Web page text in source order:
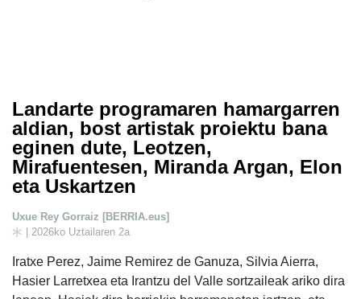
Landarte programaren hamargarren
aldian, bost artistak proiektu bana
eginen dute, Leotzen,
Mirafuentesen, Miranda Argan, Elon
eta Uskartzen
Uxue Rey Gorraiz [BERRIA.eus]
| 2026ko Uztailaren 2a
Iratxe Perez, Jaime Remirez de Ganuza, Silvia Aierra,
Hasier Larretxea eta Irantzu del Valle sortzaileak ariko dira